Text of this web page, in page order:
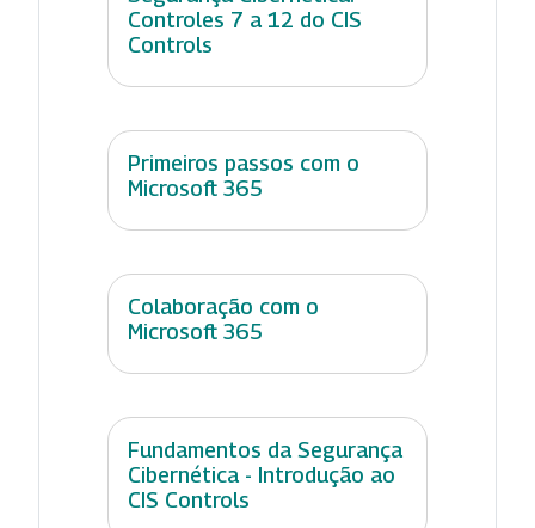
Controles 7 a 12 do CIS
Controls
Primeiros passos com o
Microsoft 365
Colaboração com o
Microsoft 365
Fundamentos da Segurança
Cibernética - Introdução ao
CIS Controls